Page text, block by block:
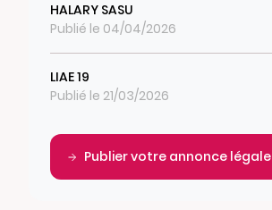
HALARY SASU
Publié le 04/04/2026
LIAE 19
Publié le 21/03/2026
Publier votre annonce légale